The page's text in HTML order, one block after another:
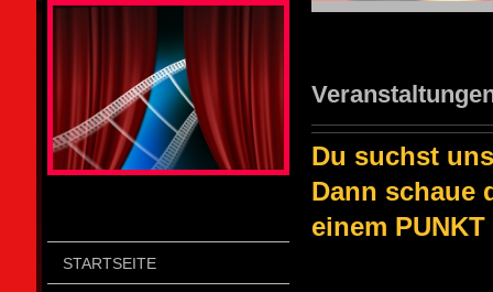
STARTSEITE
Du suchst
Dann schaue
einem